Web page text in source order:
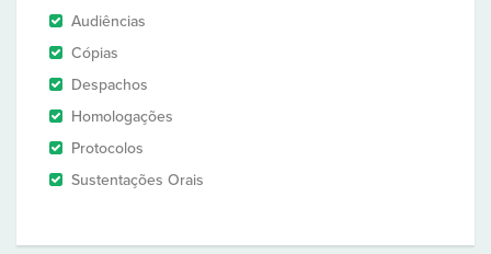
Audiências
Cópias
Despachos
Homologações
Protocolos
Sustentações Orais